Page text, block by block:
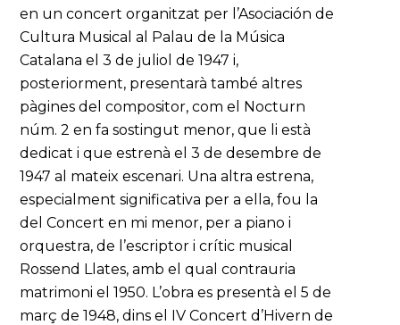
en un concert organitzat per l’Asociación de
Cultura Musical al Palau de la Música
Catalana el 3 de juliol de 1947 i,
posteriorment, presentarà també altres
pàgines del compositor, com el Nocturn
núm. 2 en fa sostingut menor, que li està
dedicat i que estrenà el 3 de desembre de
1947 al mateix escenari. Una altra estrena,
especialment significativa per a ella, fou la
del Concert en mi menor, per a piano i
orquestra, de l’escriptor i crític musical
Rossend Llates, amb el qual contrauria
matrimoni el 1950. L’obra es presentà el 5 de
març de 1948, dins el IV Concert d’Hivern de